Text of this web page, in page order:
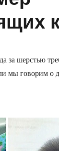
за шерстью
мы говорим о